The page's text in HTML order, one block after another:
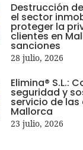
Destrucción
el sector
proteger la
clientes en
sanciones
28 julio, 2026
Elimina® S.L.:
seguridad y
servicio de las
Mallorca
23 julio, 2026